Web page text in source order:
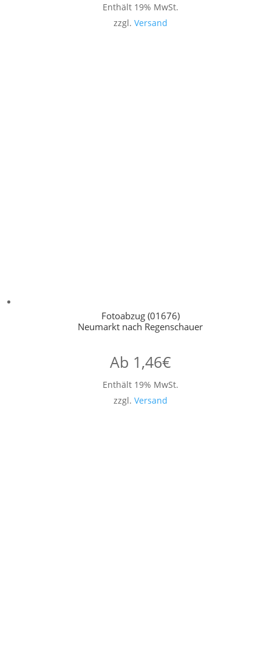
Enthält 19% MwSt.
zzgl. Versand
Fotoabzug (01676)
Neumarkt nach Regenschauer
Ab 1,46€
Enthält 19% MwSt.
zzgl. Versand